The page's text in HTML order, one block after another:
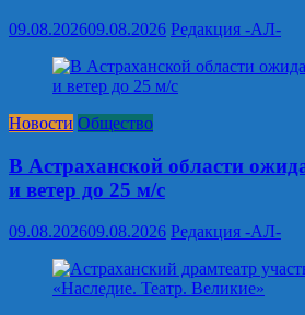
09.08.202609.08.2026 Редакция -АЛ-
Новости Общество
В Астраханской области
и ветер до 25 м/с
09.08.202609.08.2026 Редакция -АЛ-